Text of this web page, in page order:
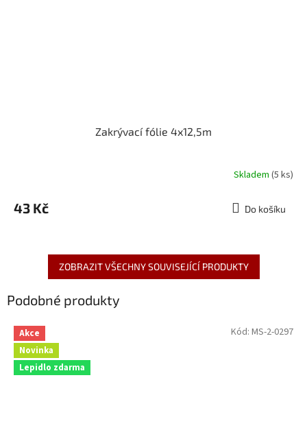
Zakrývací fólie 4x12,5m
Skladem (5 ks)
43 Kč Do košíku
ZOBRAZIT VŠECHNY SOUVISEJÍCÍ PRODUKTY
Podobné produkty
Akce
Novinka
Lepidlo zdarma
Kód: MS-2-0297